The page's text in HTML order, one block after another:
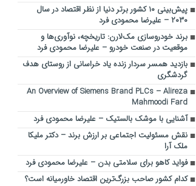
پیش‌بینی ۱۰ کشور برتر دنیا از نظر اقتصاد در سال
۲۰۳۰ – علیرضا محمودی فرد
برند خودروسازی مک‌لارن: تاریخچه، نوآوری‌ها و
موقعیت در صنعت خودرو – علیرضا محمودی فرد
بازدید همسر سردار زنده یاد خراسانی از روستای هدف
گردشگری
An Overview of Siemens Brand PLCs – Alireza
Mahmoodi Fard
آشنایی با موشک بالستیک – علیرضا محمودی فرد
نقش مسئولیت اجتماعی بر ارزش برند – دکتر ملیکا
ملک آرا
فواید کاهو برای سلامتی بدن – علیرضا محمودی فرد
کدام کشور صاحب بزرگ‌ترین اقتصاد خاورمیانه است؟